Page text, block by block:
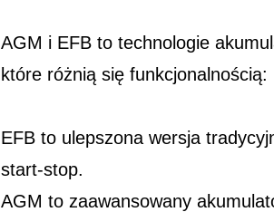
AGM i EFB to technologie
które różnią się funkcjonalnością:
EFB to ulepszona wersja
start-stop.
AGM to zaawansowany